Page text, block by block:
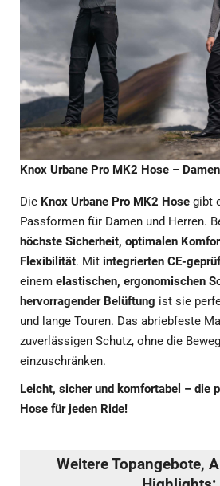
Knox Urbane Pro MK2 Hose –
Die Knox Urbane Pro MK2 Hose gibt
Passformen für Damen und Herren.
höchste Sicherheit, optimalen
Flexibilität. Mit integrierten CE-
einem elastischen, ergonomischen
hervorragender Belüftung ist sie
und lange Touren. Das abriebfeste
zuverlässigen Schutz, ohne die
einzuschränken.
Leicht, sicher und komfortabel – die
Hose für jeden Ride!
Weitere Topangebote,